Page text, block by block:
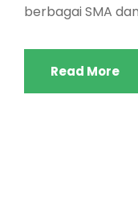
berbagai SMA
Read More